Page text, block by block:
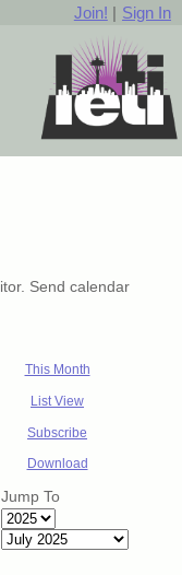
Join! | Sign In
Send calendar
This Month
List View
Subscribe
Download
Jump To